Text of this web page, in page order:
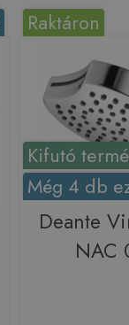
Kifutó
Még 4 db
Raktáron
Deante
NAC